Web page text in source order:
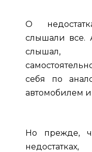
О
слышали все.
слышал,
себя по
автомобилем
Но прежде,